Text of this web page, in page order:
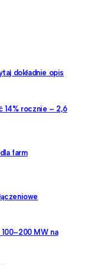
dokładnie opis
14% rocznie – 2,6
farm
MW na